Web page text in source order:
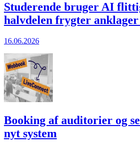
Studerende bruger AI
halvdelen frygter anklager
16.06.2026
Booking af auditorier og
nyt system